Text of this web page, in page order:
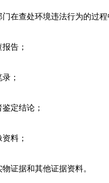
在查处环境违法行为的过程
告；
；
定结论；
料；
证据和其他证据资料。